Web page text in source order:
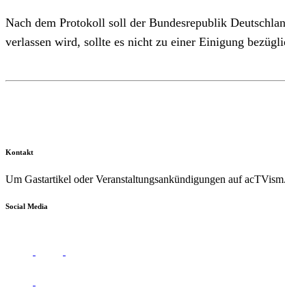
Nach dem Protokoll soll der Bundesrepublik
verlassen wird, sollte es nicht zu einer Einigung
Kontakt
Um Gastartikel oder Veranstaltungsankündigungen auf
Social Media